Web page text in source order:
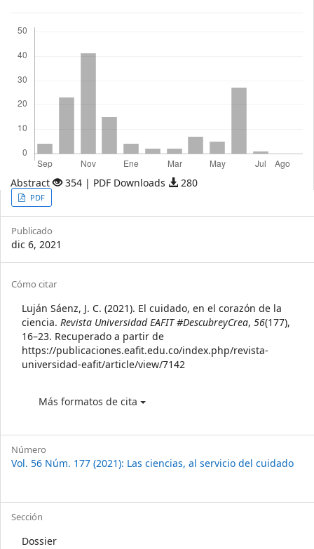
Abstract 354 | PDF Downloads 280
Article
Sidebar
PDF
Publicado
dic 6, 2021
Article
Details
Cómo citar
Luján Sáenz, J. C. (2021). El cuidado, en el corazón de la
ciencia. Revista Universidad EAFIT #DescubreyCrea, 56(177),
16–23. Recuperado a partir de
https://publicaciones.eafit.edu.co/index.php/revista-
universidad-eafit/article/view/7142
Más formatos de cita
Número
Vol. 56 Núm. 177 (2021): Las ciencias, al servicio del cuidado
Sección
Dossier